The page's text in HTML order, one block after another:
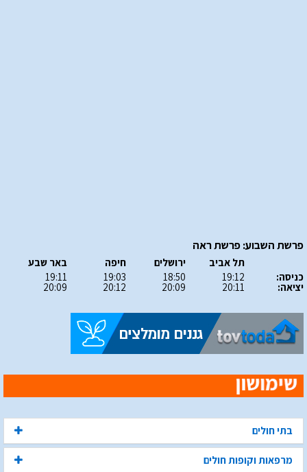
פרשת השבוע: פרשת ראה
כניסה:
יציאה:
תל אביב
19:12
20:11
ירושלים
18:50
20:09
חיפה
19:03
20:12
באר שבע
19:11
20:09
בתי חולים
מרפאות וקופות חולים